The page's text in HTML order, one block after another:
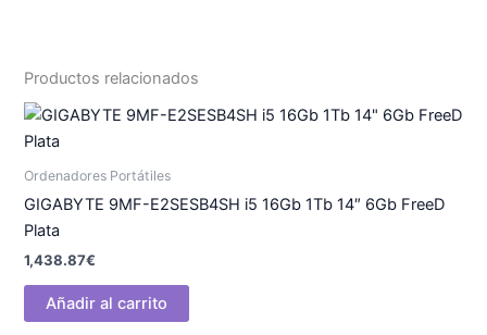
Productos relacionados
Ordenadores Portátiles
GIGABYTE 9MF-E2SESB4SH i5 16Gb 1Tb 14″ 6Gb FreeD
Plata
1,438.87€
Añadir al carrito